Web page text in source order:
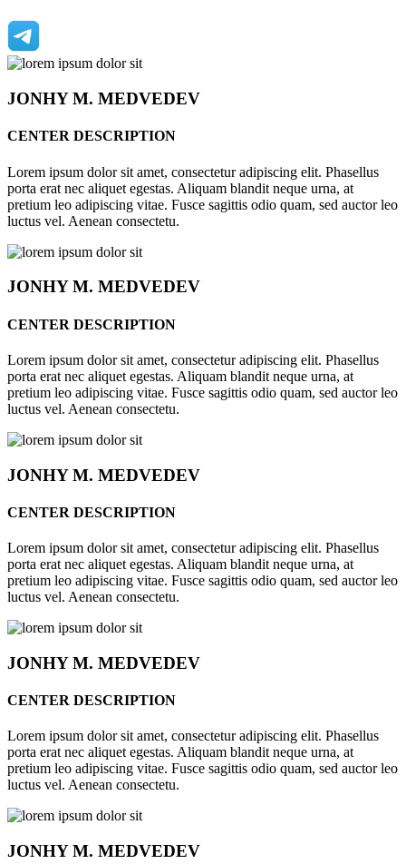
JONHYM. MEDVEDEV
CENTER DESCRIPTION
Lorem ipsum dolor sit amet, consectetur adipiscing elit. Phasellus
porta erat nec aliquet egestas. Aliquam blandit neque urna, at
pretium leo adipiscing vitae. Fusce sagittis odio quam, sed auctor leo
luctus vel. Aenean consectetu.
JONHYM. MEDVEDEV
CENTER DESCRIPTION
Lorem ipsum dolor sit amet, consectetur adipiscing elit. Phasellus
porta erat nec aliquet egestas. Aliquam blandit neque urna, at
pretium leo adipiscing vitae. Fusce sagittis odio quam, sed auctor leo
luctus vel. Aenean consectetu.
JONHYM. MEDVEDEV
CENTER DESCRIPTION
Lorem ipsum dolor sit amet, consectetur adipiscing elit. Phasellus
porta erat nec aliquet egestas. Aliquam blandit neque urna, at
pretium leo adipiscing vitae. Fusce sagittis odio quam, sed auctor leo
luctus vel. Aenean consectetu.
JONHYM. MEDVEDEV
CENTER DESCRIPTION
Lorem ipsum dolor sit amet, consectetur adipiscing elit. Phasellus
porta erat nec aliquet egestas. Aliquam blandit neque urna, at
pretium leo adipiscing vitae. Fusce sagittis odio quam, sed auctor leo
luctus vel. Aenean consectetu.
JONHYM. MEDVEDEV